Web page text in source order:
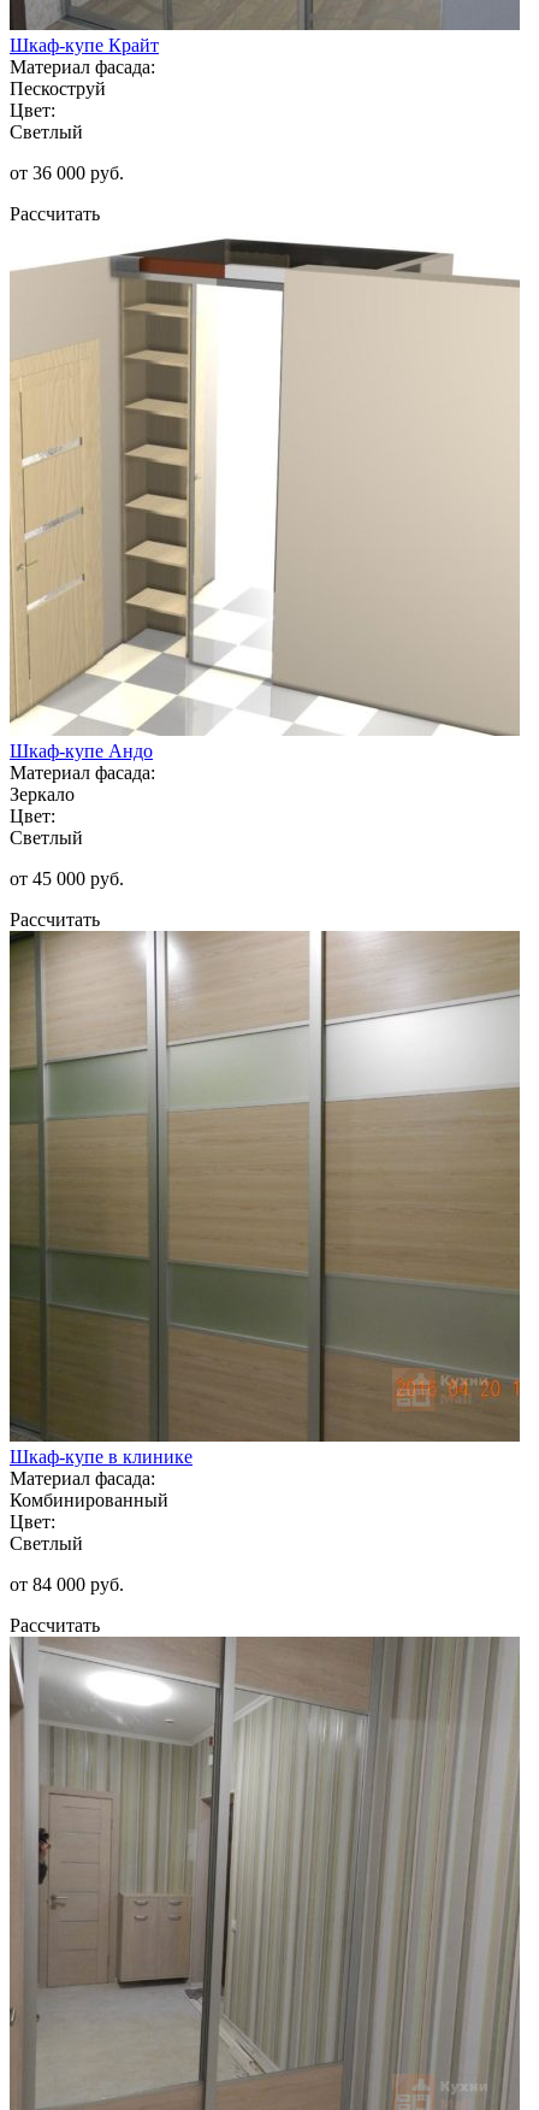
Шкаф-купе Крайт
Материал фасада:
Пескоструй
Цвет:
Светлый
от 36 000 руб.
Рассчитать
Шкаф-купе Андо
Материал фасада:
Зеркало
Цвет:
Светлый
от 45 000 руб.
Рассчитать
Шкаф-купе в клинике
Материал фасада:
Комбинированный
Цвет:
Светлый
от 84 000 руб.
Рассчитать